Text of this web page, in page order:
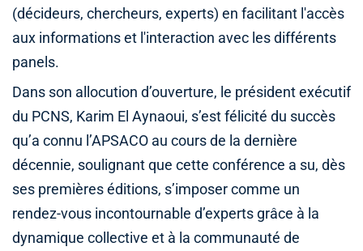
(décideurs, chercheurs, experts) en facilitant l'accès
aux informations et l'interaction avec les différents
panels.
Dans son allocution d’ouverture, le président exécutif
du PCNS, Karim El Aynaoui, s’est félicité du succès
qu’a connu l’APSACO au cours de la dernière
décennie, soulignant que cette conférence a su, dès
ses premières éditions, s’imposer comme un
rendez-vous incontournable d’experts grâce à la
dynamique collective et à la communauté de